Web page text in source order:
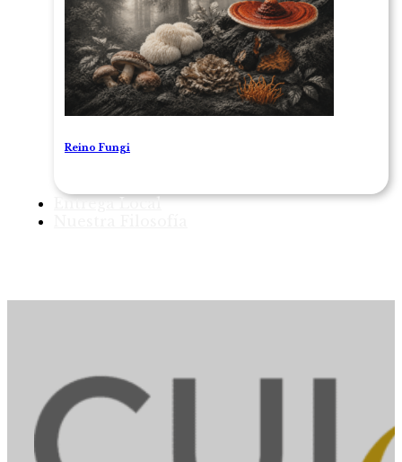
Reino Fungi
Entrega Local